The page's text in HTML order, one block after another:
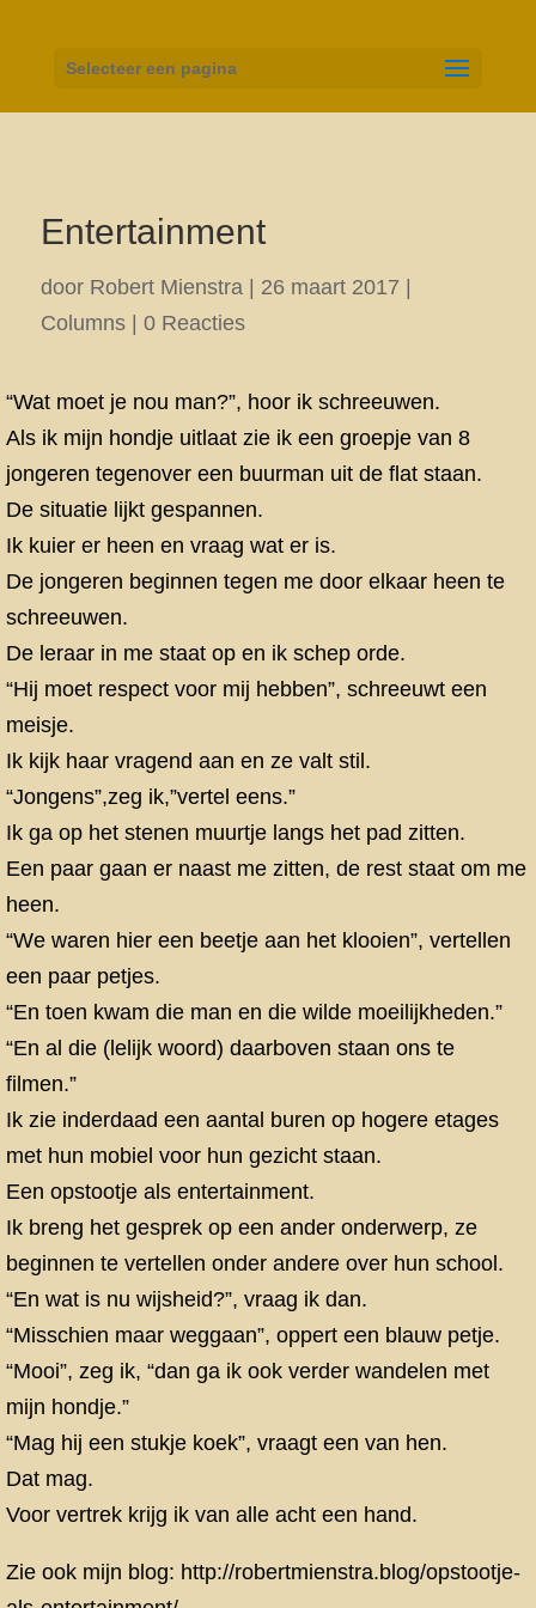
Selecteer een pagina
Entertainment
door Robert Mienstra| 26 maart 2017
Columns| 0 Reacties
“Wat moet je nou man?”, hoor ik schreeuwen.
Als ik mijn hondje uitlaat zie ik een groepje van 8
jongeren tegenover een buurman uit de flat staan.
De situatie lijkt gespannen.
Ik kuier er heen en vraag wat er is.
De jongeren beginnen tegen me door elkaar heen te
schreeuwen.
De leraar in me staat op en ik schep orde.
“Hij moet respect voor mij hebben”, schreeuwt een
meisje.
Ik kijk haar vragend aan en ze valt stil.
“Jongens”,zeg ik,”vertel eens.”
Ik ga op het stenen muurtje langs het pad zitten.
Een paar gaan er naast me zitten, de rest staat om me
heen.
“We waren hier een beetje aan het klooien”, vertellen
een paar petjes.
“En toen kwam die man en die wilde moeilijkheden.”
“En al die (lelijk woord) daarboven staan ons te
filmen.”
Ik zie inderdaad een aantal buren op hogere etages
met hun mobiel voor hun gezicht staan.
Een opstootje als entertainment.
Ik breng het gesprek op een ander onderwerp, ze
beginnen te vertellen onder andere over hun school.
“En wat is nu wijsheid?”, vraag ik dan.
“Misschien maar weggaan”, oppert een blauw petje.
“Mooi”, zeg ik, “dan ga ik ook verder wandelen met
mijn hondje.”
“Mag hij een stukje koek”, vraagt een van hen.
Dat mag.
Voor vertrek krijg ik van alle acht een hand.
Zie ook mijn blog: http://robertmienstra.blog/opstootje-